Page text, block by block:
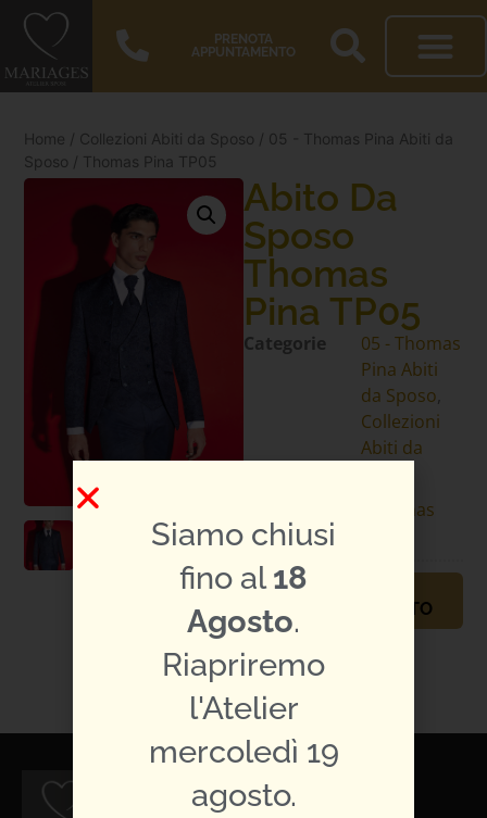
PRENOTA
APPUNTAMENTO
Home / Collezioni Abiti da Sposo / 05 - Thomas Pina Abiti da
Sposo / Thomas Pina TP05
Abito Da
Sposo
Thomas
Pina TP05
Categorie
05 - Thomas
Pina Abiti
da Sposo
Collezioni
Abiti da
abito:
Thomas
APPUNTAMENTO
CONDIVIDILO:
Siamo chiusi
fino al18
Agosto.
Riapriremo
l'Atelier
mercoledì 19
agosto.